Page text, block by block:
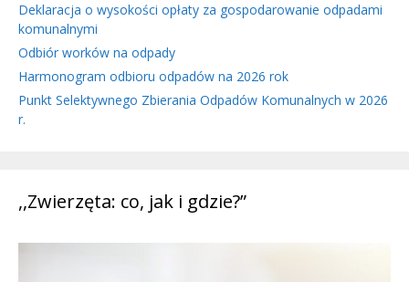
Deklaracja o wysokości opłaty za gospodarowanie odpadami
komunalnymi
Odbiór worków na odpady
Harmonogram odbioru odpadów na 2026 rok
Punkt Selektywnego Zbierania Odpadów Komunalnych w 2026
r.
,,Zwierzęta: co, jak i gdzie?”